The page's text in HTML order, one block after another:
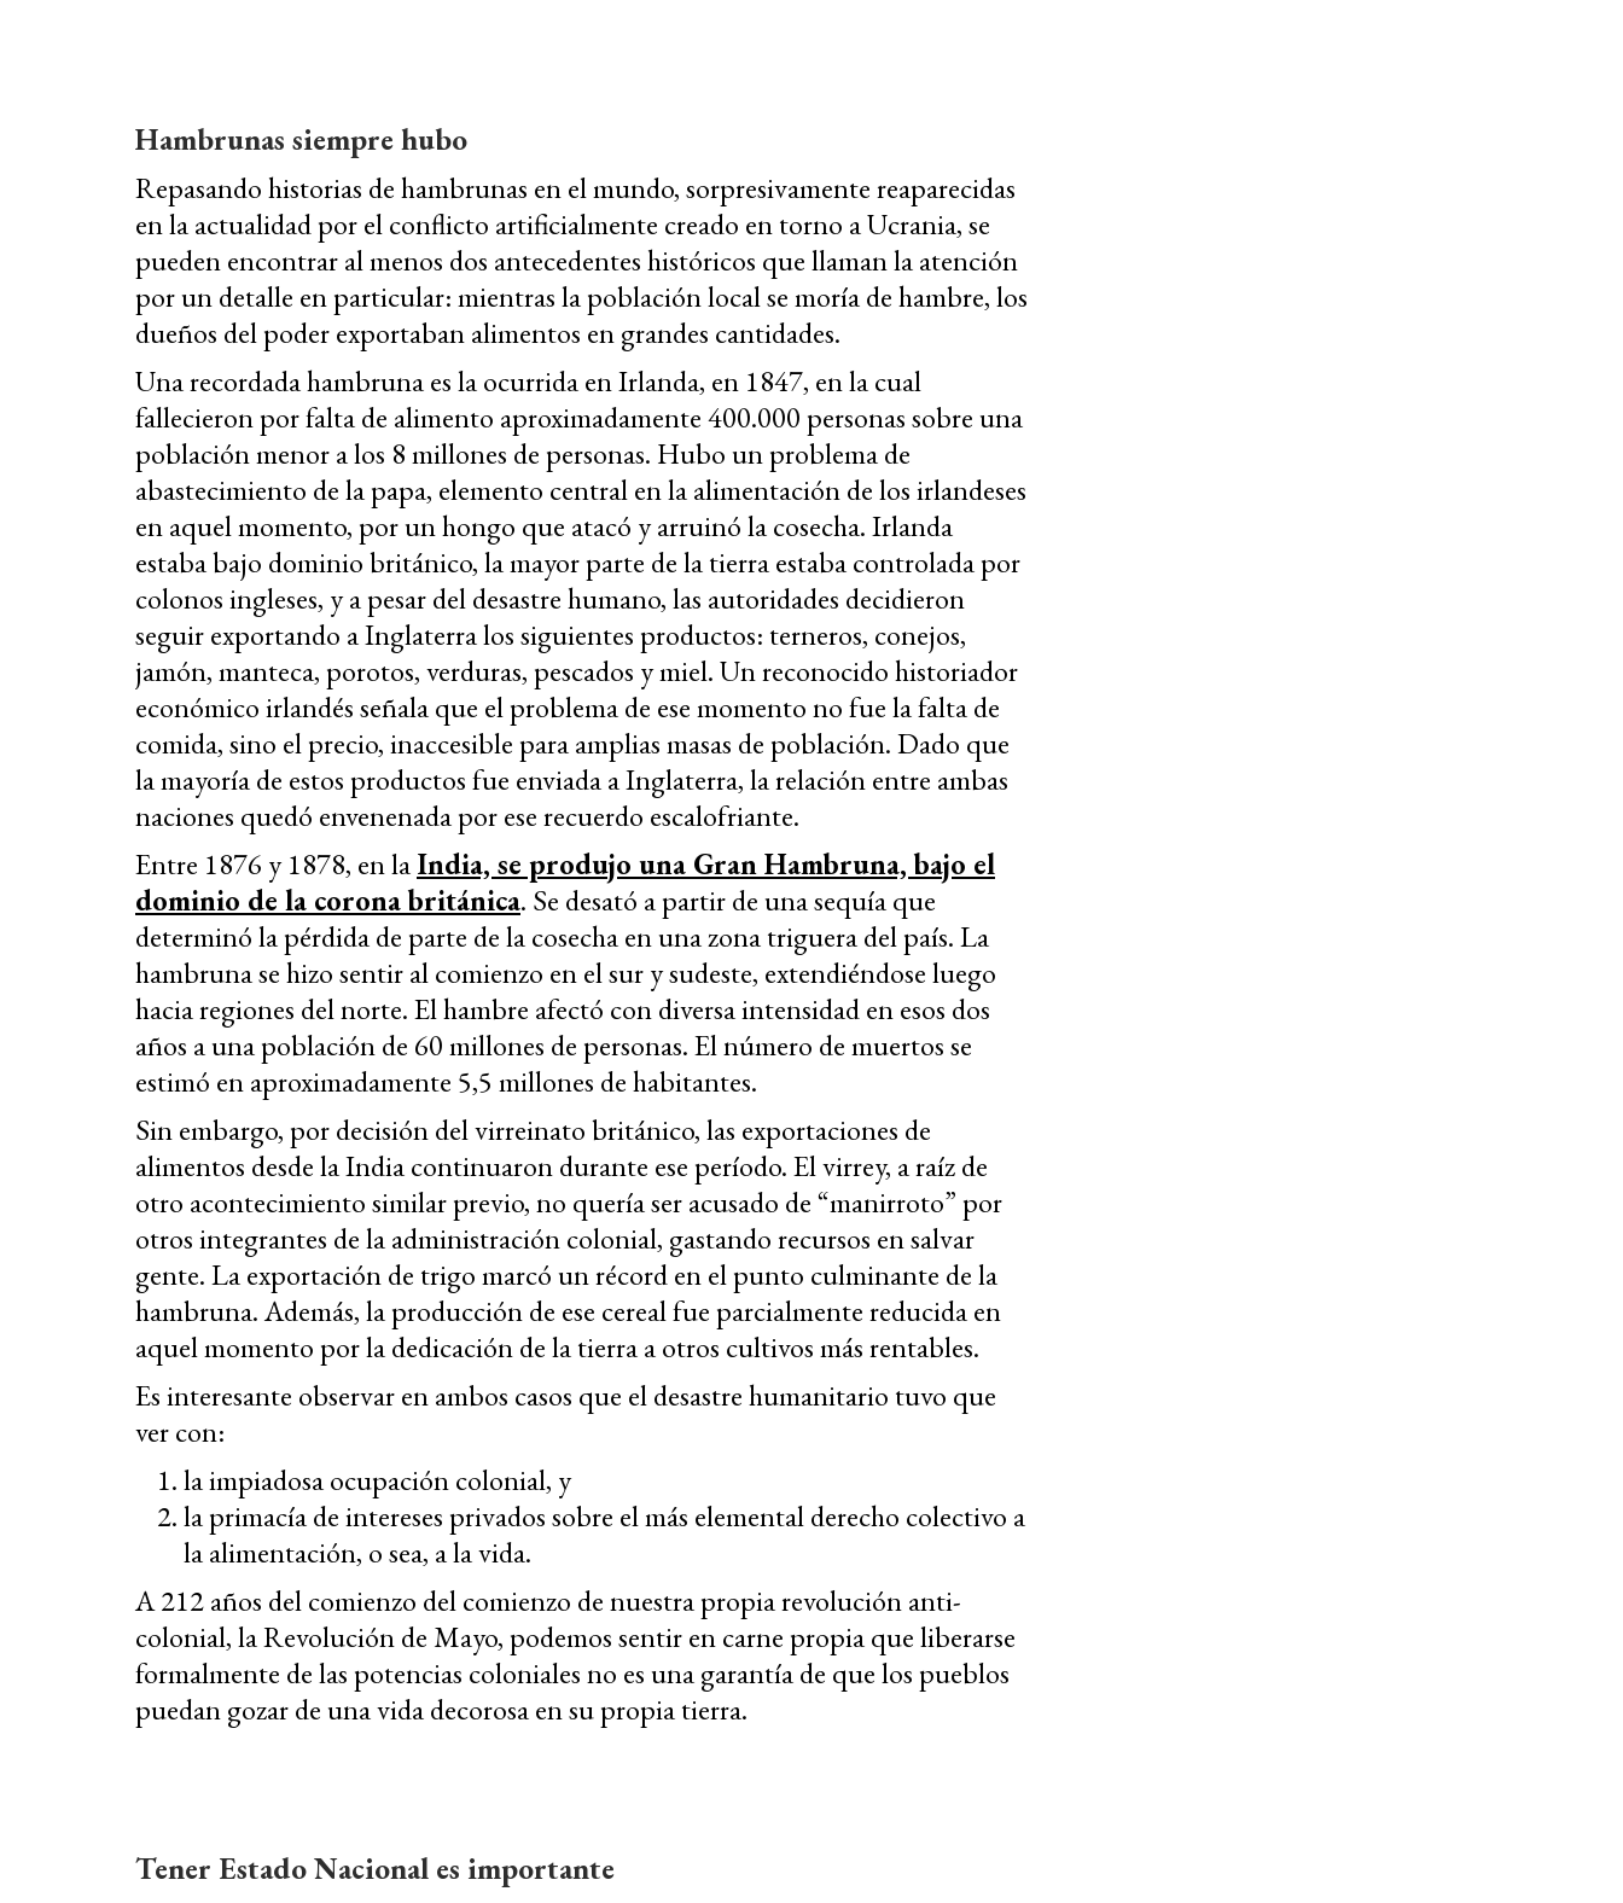
Hambrunas siempre hubo
Repasando historias de hambrunas en el mundo, sorpresivamente reaparecidas
en la actualidad por el conflicto artificialmente creado en torno a Ucrania, se
pueden encontrar al menos dos antecedentes históricos que llaman la atención
por un detalle en particular: mientras la población local se moría de hambre, los
dueños del poder exportaban alimentos en grandes cantidades.
Una recordada hambruna es la ocurrida en Irlanda, en 1847, en la cual
fallecieron por falta de alimento aproximadamente 400.000 personas sobre una
población menor a los 8 millones de personas. Hubo un problema de
abastecimiento de la papa, elemento central en la alimentación de los irlandeses
en aquel momento, por un hongo que atacó y arruinó la cosecha. Irlanda
estaba bajo dominio británico, la mayor parte de la tierra estaba controlada por
colonos ingleses, y a pesar del desastre humano, las autoridades decidieron
seguir exportando a Inglaterra los siguientes productos: terneros, conejos,
jamón, manteca, porotos, verduras, pescados y miel. Un reconocido historiador
económico irlandés señala que el problema de ese momento no fue la falta de
comida, sino el precio, inaccesible para amplias masas de población. Dado que
la mayoría de estos productos fue enviada a Inglaterra, la relación entre ambas
naciones quedó envenenada por ese recuerdo escalofriante.
Entre 1876 y 1878, en laIndia, se produjo una Gran Hambruna, bajo el
dominio de la corona británica. Se desató a partir de una sequía que
determinó la pérdida de parte de la cosecha en una zona triguera del país. La
hambruna se hizo sentir al comienzo en el sur y sudeste, extendiéndose luego
hacia regiones del norte. El hambre afectó con diversa intensidad en esos dos
años a una población de 60 millones de personas. El número de muertos se
estimó en aproximadamente 5,5 millones de habitantes.
Sin embargo, por decisión del virreinato británico, las exportaciones de
alimentos desde la India continuaron durante ese período. El virrey, a raíz de
otro acontecimiento similar previo, no quería ser acusado de “manirroto” por
otros integrantes de la administración colonial, gastando recursos en salvar
gente. La exportación de trigo marcó un récord en el punto culminante de la
hambruna. Además, la producción de ese cereal fue parcialmente reducida en
aquel momento por la dedicación de la tierra a otros cultivos más rentables.
Es interesante observar en ambos casos que el desastre humanitario tuvo que
ver con:
la impiadosa ocupación colonial, y
la primacía de intereses privados sobre el más elemental derecho colectivo a
la alimentación, o sea, a la vida.
A 212 años del comienzo del comienzo de nuestra propia revolución anti-
colonial, la Revolución de Mayo, podemos sentir en carne propia que liberarse
formalmente de las potencias coloniales no es una garantía de que los pueblos
puedan gozar de una vida decorosa en su propia tierra.
Tener Estado Nacional es importante